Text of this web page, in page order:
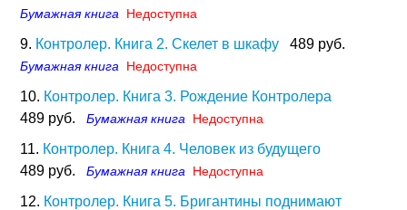
Бумажная книга Недоступна
9. Контролер. Книга 2. Скелет в шкафу 489 руб.
Бумажная книга Недоступна
10. Контролер. Книга 3. Рождение Контролера
489 руб.
Бумажная книга Недоступна
11. Контролер. Книга 4. Человек из будущего
489 руб.
Бумажная книга Недоступна
12. Контролер. Книга 5. Бригантины поднимают